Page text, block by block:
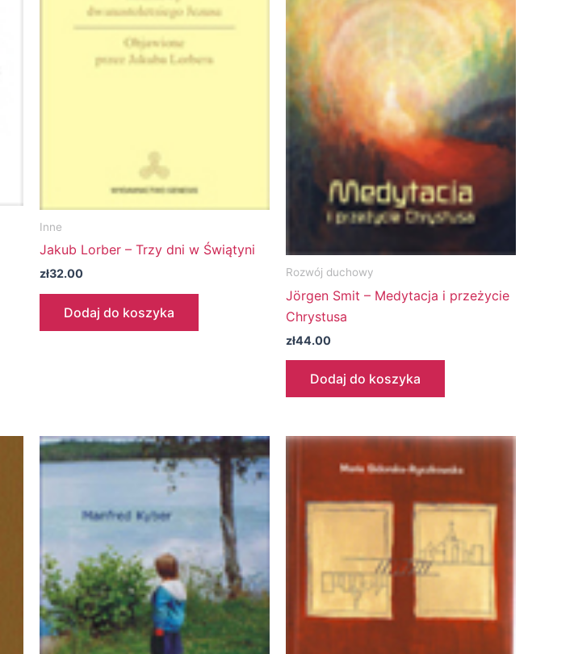
Inne
Jakub Lorber – Trzy dni w Świątyni
zł32.00
Dodaj do koszyka
Rozwój duchowy
Jörgen Smit – Medytacja i przeżycie
Chrystusa
zł44.00
Dodaj do koszyka